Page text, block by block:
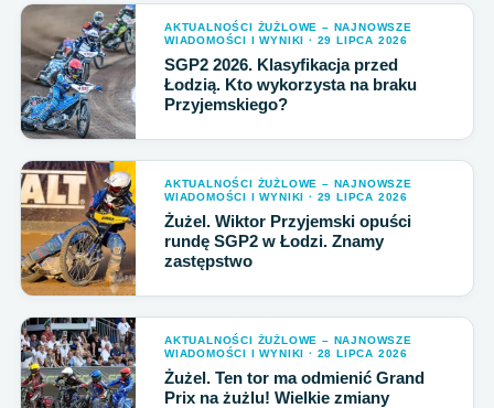
AKTUALNOŚCI ŻUŻLOWE – NAJNOWSZE
WIADOMOŚCI I WYNIKI · 29 LIPCA 2026
SGP2 2026. Klasyfikacja przed
Łodzią. Kto wykorzysta na braku
Przyjemskiego?
AKTUALNOŚCI ŻUŻLOWE – NAJNOWSZE
WIADOMOŚCI I WYNIKI · 29 LIPCA 2026
Żużel. Wiktor Przyjemski opuści
rundę SGP2 w Łodzi. Znamy
zastępstwo
AKTUALNOŚCI ŻUŻLOWE – NAJNOWSZE
WIADOMOŚCI I WYNIKI · 28 LIPCA 2026
Żużel. Ten tor ma odmienić Grand
Prix na żużlu! Wielkie zmiany